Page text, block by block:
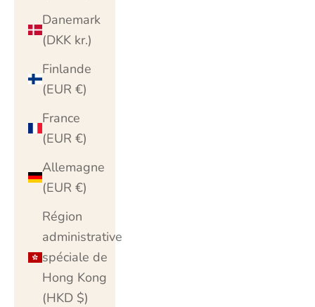
Danemark
(DKK kr.)
Finlande
(EUR €)
France
(EUR €)
Allemagne
(EUR €)
Région
administrative
spéciale de
Hong Kong
(HKD $)